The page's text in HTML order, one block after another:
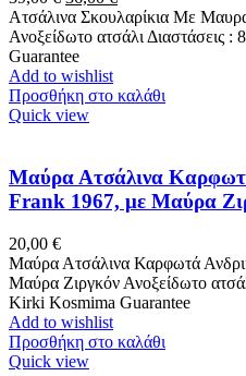
price
was:
39,00 €.
τρέχουσα
τιμή
Ατσάλινα Σκουλαρίκια Με
Ανοξείδωτο ατσάλι
Guarantee
Add to wishlist
Προσθήκη στο καλάθι
Quick view
Μαύρα Ατσάλινα
Frank 1967, με Μαύρα
20,00 €
Μαύρα Ατσάλινα Καρφωτά
Μαύρα Ζιργκόν Ανοξείδωτο
Kirki Kosmima Guarantee
Add to wishlist
Προσθήκη στο καλάθι
Quick view